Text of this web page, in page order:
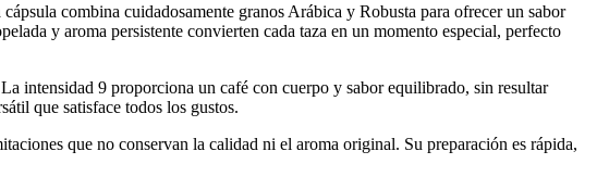
cápsula combina cuidadosamente granos Arábica y Robusta para ofrecer un sabor
y aroma persistente convierten cada taza en un momento especial, perfecto
intensidad 9 proporciona un café con cuerpo y sabor equilibrado, sin resultar
que satisface todos los gustos.
que no conservan la calidad ni el aroma original. Su preparación es rápida,